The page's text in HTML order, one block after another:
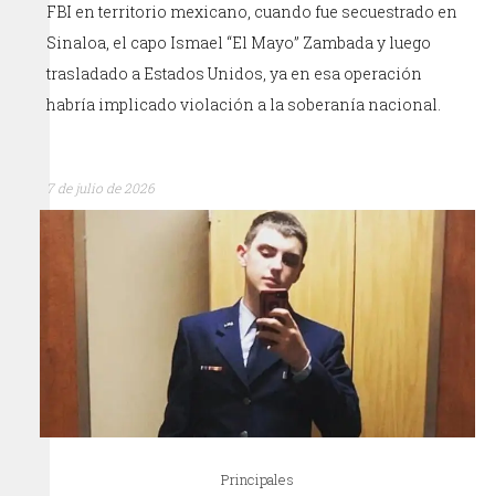
FBI en territorio mexicano, cuando fue secuestrado en
Sinaloa, el capo Ismael “El Mayo” Zambada y luego
trasladado a Estados Unidos, ya en esa operación
habría implicado violación a la soberanía nacional.
7 de julio de 2026
Principales